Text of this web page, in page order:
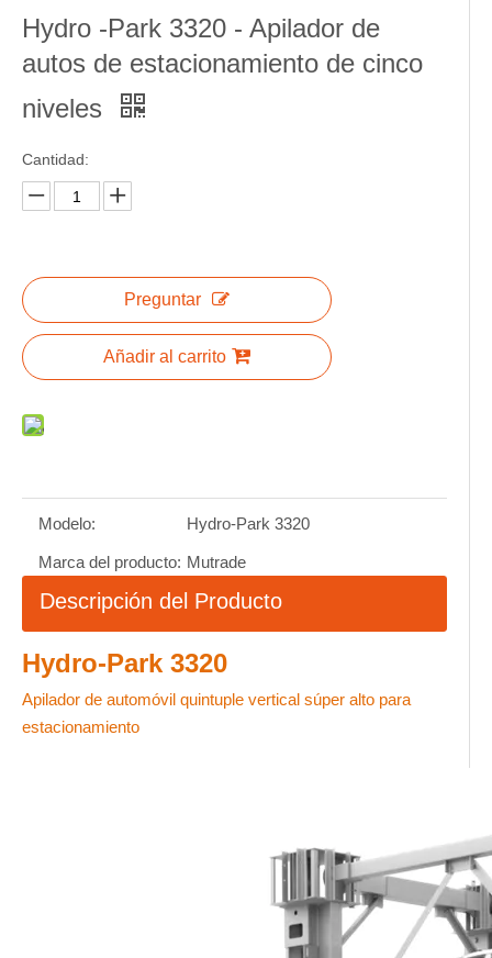
Hydro -Park 3320 - Apilador de
autos de estacionamiento de cinco
niveles
Cantidad:
Preguntar
Añadir al carrito
Modelo: Hydro-Park 3320
Marca del producto: Mutrade
Descripción del Producto
Hydro-Park 3320
Apilador de automóvil quintuple vertical súper alto para
estacionamiento